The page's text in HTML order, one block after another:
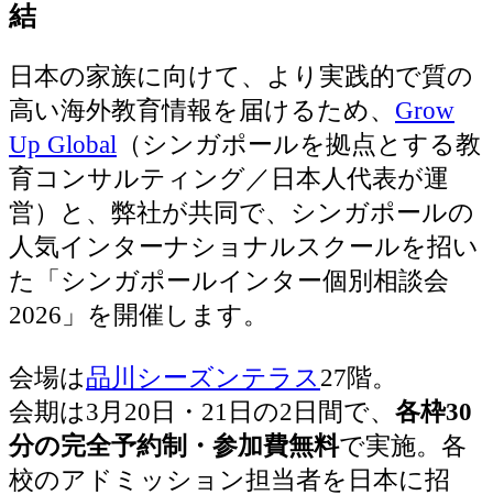
結
日本の家族に向けて、より実践的で質の
高い海外教育情報を届けるため、 Grow
Up Global （シンガポールを拠点とする教
育コンサルティング／日本人代表が運
営）と、弊社が共同で、シンガポールの
人気インターナショナルスクールを招い
た「シンガポールインター個別相談会
2026」を開催します。
会場は品川シーズンテラス 27階。
会期は3月20日・21日の2日間で、 各枠30
分の完全予約制・参加費無料で実施。各
校のアドミッション担当者を日本に招